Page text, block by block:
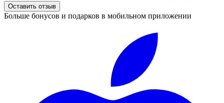
Оставить отзыв
Больше бонусов и подарков в мобильном приложении